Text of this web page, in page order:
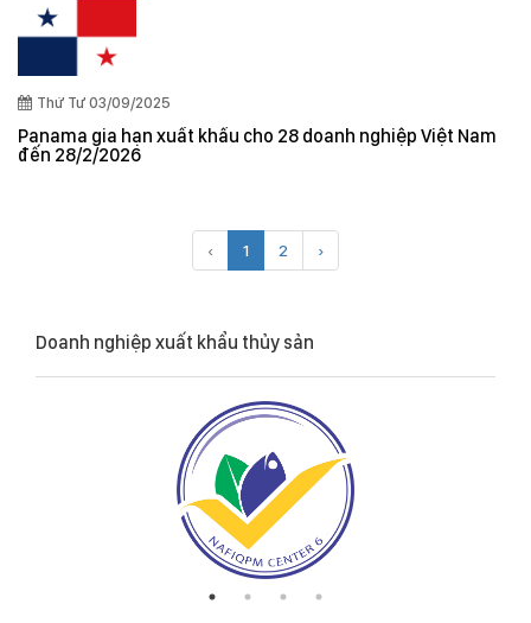
Thứ Tư 03/09/2025
Panama gia hạn xuất khẩu cho 28 doanh nghiệp Việt Nam
đến 28/2/2026
‹ 1 2 ›
Doanh nghiệp xuất khẩu thủy sản